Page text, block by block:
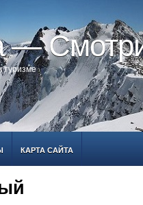
—
туризме
КАРТА САЙТА